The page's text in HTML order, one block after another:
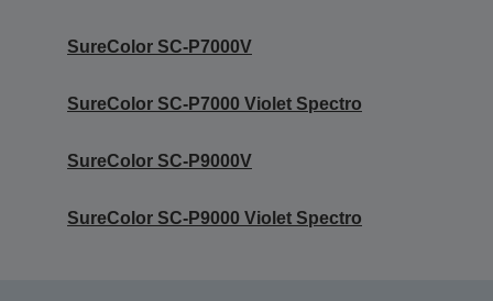
SureColor SC-P7000V
SureColor SC-P7000 Violet Spectro
SureColor SC-P9000V
SureColor SC-P9000 Violet Spectro